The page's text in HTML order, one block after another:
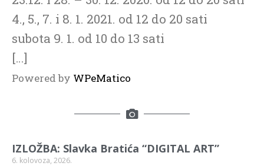
4., 5., 7. i 8. 1. 2021. od 12 do 20 sati
subota 9. 1. od 10 do 13 sati
[…]
Powered by WPeMatico
IZLOŽBA: Slavka Bratića “DIGITAL ART”
6. kolovoza, 2026.